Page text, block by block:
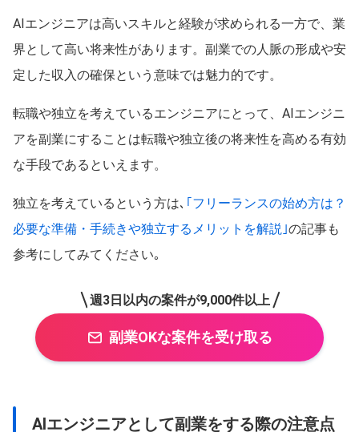
AIエンジニアは高いスキルと経験が求められる一方で、業
界として高い将来性があります。副業での人脈の形成や安
定した収入の確保という意味では魅力的です。
転職や独立を考えているエンジニアにとって、AIエンジニ
アを副業にすることは転職や独立後の将来性を高める有効
な手段であるといえます。
独立を考えているという方は､ ｢フリーランスの始め方は？
必要な準備・手続きや独立するメリットを解説｣の記事も
参考にしてみてください｡
週3日以内の案件が9,000件以上
副業OKな案件を受け取る
AIエンジニアとして副業をする際の注意点